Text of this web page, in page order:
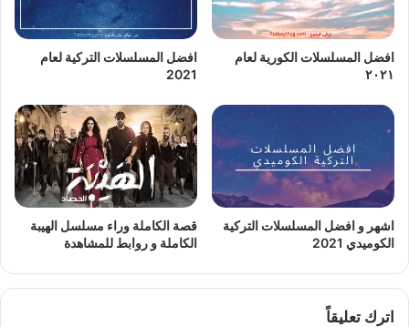
افضل المسلسلات الكورية لعام
٢٠٢١
افضل المسلسلات التركية لعام
2021
اشهر و افضل المسلسلات التركية
الكوميدي 2021
قصة الكاملة وراء مسلسل الهيبة
الكاملة و روابط للمشاهدة
اترك تعليقاً